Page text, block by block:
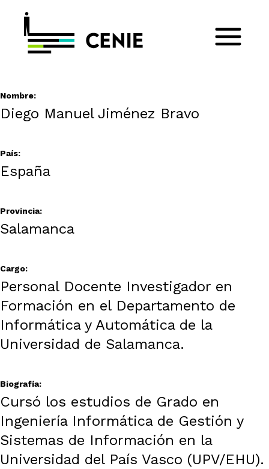
Nombre:
Diego Manuel Jiménez Bravo
País:
España
Provincia:
Salamanca
Cargo:
Personal Docente Investigador en
Formación en el Departamento de
Informática y Automática de la
Universidad de Salamanca.
Biografía:
Cursó los estudios de Grado en
Ingeniería Informática de Gestión y
Sistemas de Información en la
Universidad del País Vasco (UPV/EHU).